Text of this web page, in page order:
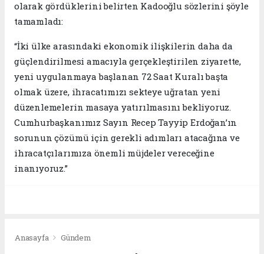
olarak gördüklerini belirten Kadooğlu sözlerini şöyle
tamamladı:
“İki ülke arasındaki ekonomik ilişkilerin daha da
güçlendirilmesi amacıyla gerçekleştirilen ziyarette,
yeni uygulanmaya başlanan 72 Saat Kuralı başta
olmak üzere, ihracatımızı sekteye uğratan yeni
düzenlemelerin masaya yatırılmasını bekliyoruz.
Cumhurbaşkanımız Sayın Recep Tayyip Erdoğan’ın
sorunun çözümü için gerekli adımları atacağına ve
ihracatçılarımıza önemli müjdeler vereceğine
inanıyoruz.”
Anasayfa Gündem